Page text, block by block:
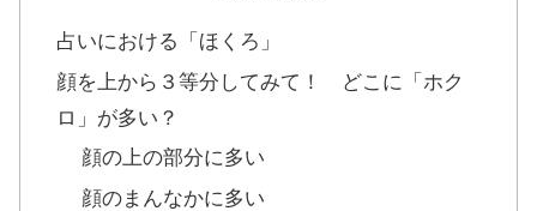
占いにおける「ほくろ」
顔を上から３等分してみて！ どこに「ホク
ロ」が多い？
顔の上の部分に多い
顔のまんなかに多い